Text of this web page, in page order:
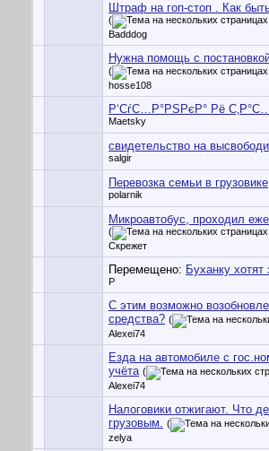
Штраф на гоп-стоп . Как
(
Badddog
Нужна помощь с
(
hosse108
Р‘СѓС…Р°РЅРєР° Рё
Maetsky
свидетельство на
salgir
Перевозка семьи в грузовике
polarnik
Микроавтобус, проходил
(
Скрежет
Перемещено: Буханку хотят
P
С этим возможно
средства? (
Alexei74
Езда на автомобиле с
учёта (
Alexei74
Налоговики отжигают. Что
грузовым. (
zelya